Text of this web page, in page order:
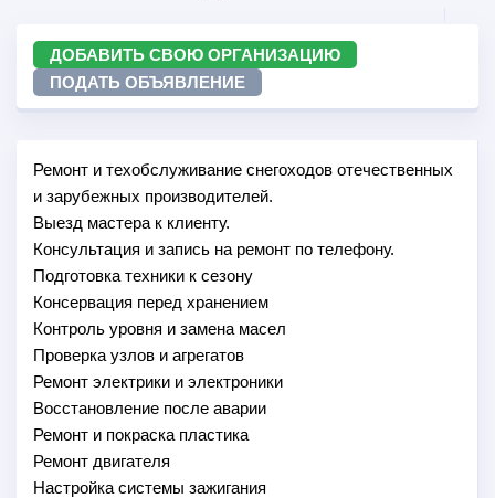
ДОБАВИТЬ СВОЮ ОРГАНИЗАЦИЮ
ПОДАТЬ ОБЪЯВЛЕНИЕ
Ремонт и техобслуживание снегоходов отечественных
и зарубежных производителей.
Выезд мастера к клиенту.
Консультация и запись на ремонт по телефону.
Подготовка техники к сезону
Консервация перед хранением
Контроль уровня и замена масел
Проверка узлов и агрегатов
Ремонт электрики и электроники
Восстановление после аварии
Ремонт и покраска пластика
Ремонт двигателя
Настройка системы зажигания